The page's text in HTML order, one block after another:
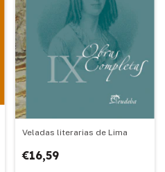
Veladas literarias de Lima
€16,59